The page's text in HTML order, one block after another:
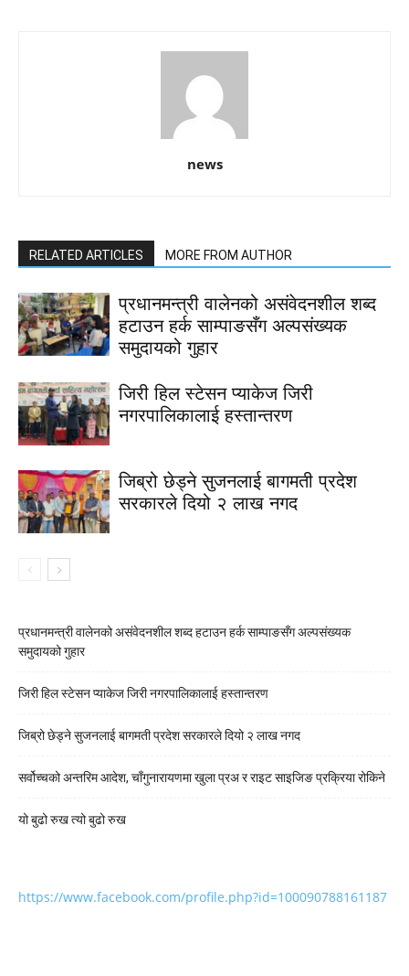
news
RELATED ARTICLES MORE FROM AUTHOR
प्रधानमन्त्री वालेनको असंवेदनशील शब्द
हटाउन हर्क साम्पाङसँग अल्पसंख्यक
समुदायको गुहार
जिरी हिल स्टेसन प्याकेज जिरी
नगरपालिकालाई हस्तान्तरण
जिब्रो छेड्ने सुजनलाई बागमती प्रदेश
सरकारले दियो २ लाख नगद
प्रधानमन्त्री वालेनको असंवेदनशील शब्द हटाउन हर्क साम्पाङसँग अल्पसंख्यक
समुदायको गुहार
जिरी हिल स्टेसन प्याकेज जिरी नगरपालिकालाई हस्तान्तरण
जिब्रो छेड्ने सुजनलाई बागमती प्रदेश सरकारले दियो २ लाख नगद
सर्वोच्चको अन्तरिम आदेश, चाँगुनारायणमा खुला प्रअ र राइट साइजिङ प्रक्रिया रोकिने
यो बुढो रुख त्यो बुढो रुख
https://www.facebook.com/profile.php?id=100090788161187